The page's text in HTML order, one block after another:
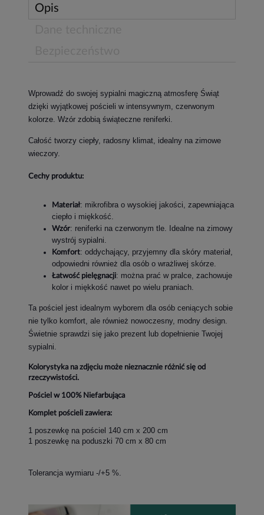
Opis
Wprowadź do swojej sypialni magiczną atmosferę Świąt
dzięki wyjątkowej pościeli w intensywnym, czerwonym
kolorze. Wzór zdobią świąteczne reniferki.
Całość tworzy ciepły, radosny klimat, idealny na zimowe
wieczory.
Cechy produktu:
Materiał: mikrofibra o wysokiej jakości, zapewniająca
ciepło i miękkość.
Wzór: reniferki na czerwonym tle. Idealne na zimowy
wystrój sypialni.
Komfort: oddychający, przyjemny dla skóry materiał,
odpowiedni również dla osób o wrażliwej skórze.
Łatwość pielęgnacji: można prać w pralce, zachowuje
kolor i miękkość nawet po wielu praniach.
Ta pościel jest idealnym wyborem dla osób ceniących sobie
nie tylko komfort, ale również nowoczesny, modny design.
Świetnie sprawdzi się jako prezent lub dopełnienie Twojej
sypialni.
Kolorystyka na zdjęciu może nieznacznie różnić się od
rzeczywistości.
Pościel w 100% Niefarbująca
Komplet pościeli zawiera:
1 poszewkę na pościel 140 cm x 200 cm
1 poszewkę na poduszki 70 cm x 80 cm
Tolerancja wymiaru -/+5 %.